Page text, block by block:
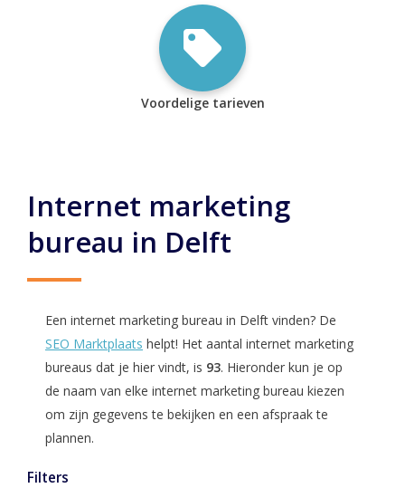
Voordelige tarieven
Internet marketing
bureau in Delft
Een internet marketing bureau in Delft vinden? De
SEO Marktplaats helpt! Het aantal internet marketing
bureaus dat je hier vindt, is 93. Hieronder kun je op
de naam van elke internet marketing bureau kiezen
om zijn gegevens te bekijken en een afspraak te
plannen.
Filters